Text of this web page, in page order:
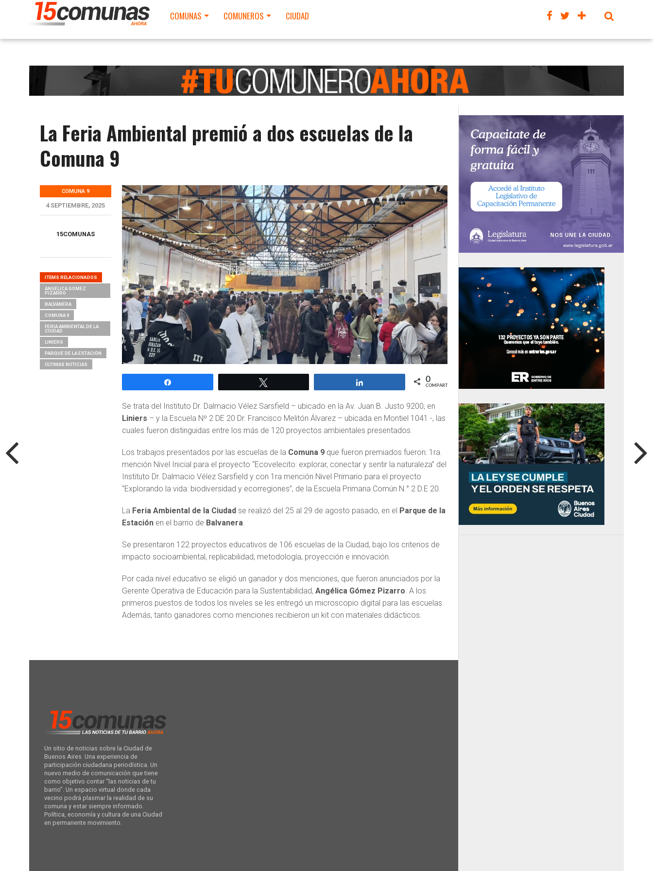
COMUNAS COMUNEROS CIUDAD
La Feria Ambiental premió a dos escuelas de la
Comuna 9
COMUNA 9
4 SEPTIEMBRE, 2025
15COMUNAS
ITEMS RELACIONADOS
ANGÉLICA GÓMEZ
PIZARRO
BALVANERA
COMUNA 9
FERIA AMBIENTAL DE LA
CIUDAD
LINIERS
PARQUE DE LA ESTACIÓN
ÚLTIMAS NOTICIAS
0
COMPARTIR
Se trata del Instituto Dr. Dalmacio Vélez Sarsfield – ubicado en la Av. Juan B. Justo 9200, en
Liniers – y la Escuela Nº 2 DE 20 Dr. Francisco Melitón Álvarez – ubicada en Montiel 1041 -, las
cuales fueron distinguidas entre los más de 120 proyectos ambientales presentados.
Los trabajos presentados por las escuelas de la Comuna 9 que fueron premiados fueron: 1ra.
mención Nivel Inicial para el proyecto “Ecovelecito: explorar, conectar y sentir la naturaleza” del
Instituto Dr. Dalmacio Vélez Sarsfield y con 1ra mención Nivel Primario para el proyecto
“Explorando la vida: biodiversidad y ecorregiones”, de la Escuela Primaria Común N.° 2 D.E 20.
La Feria Ambiental de la Ciudad se realizó del 25 al 29 de agosto pasado, en el Parque de la
Estaciónen el barrio de Balvanera.
Se presentaron 122 proyectos educativos de 106 escuelas de la Ciudad, bajo los criterios de
impacto socioambiental, replicabilidad, metodología, proyección e innovación.
Por cada nivel educativo se eligió un ganador y dos menciones, que fueron anunciados por la
Gerente Operativa de Educación para la Sustentabilidad, Angélica Gómez Pizarro. A los
primeros puestos de todos los niveles se les entregó un microscopio digital para las escuelas.
Además, tanto ganadores como menciones recibieron un kit con materiales didácticos.
Un sitio de noticias sobre la Ciudad de
Buenos Aires. Una experiencia de
participación ciudadana periodística. Un
nuevo medio de comunicación que tiene
como objetivo contar “las noticias de tu
barrio”. Un espacio virtual donde cada
vecino podrá plasmar la realidad de su
comuna y estar siempre informado.
Política, economía y cultura de una Ciudad
en permanente movimiento.